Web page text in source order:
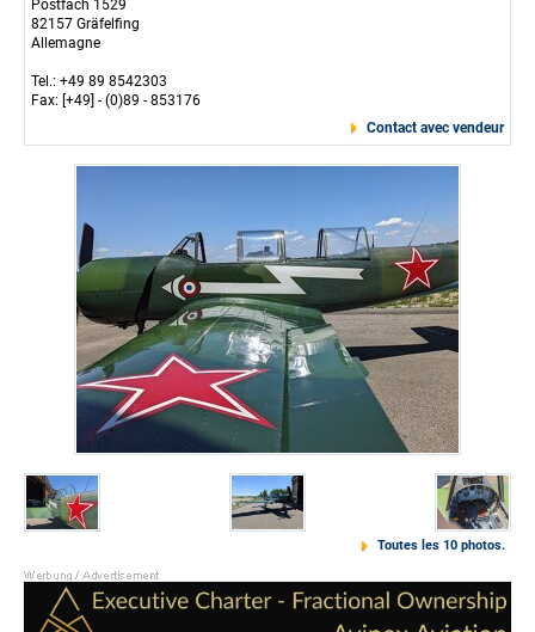
Postfach 1529
82157 Gräfelfing
Allemagne
Tel.: +49 89 8542303
Fax: [+49] - (0)89 - 853176
Contact avec vendeur
Toutes les 10 photos.